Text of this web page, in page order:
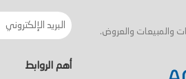
والمبيعات والعروض.
أهم الروابط